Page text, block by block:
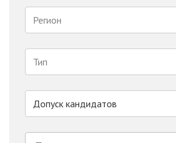
Регион
Тип
Допуск кандидатов